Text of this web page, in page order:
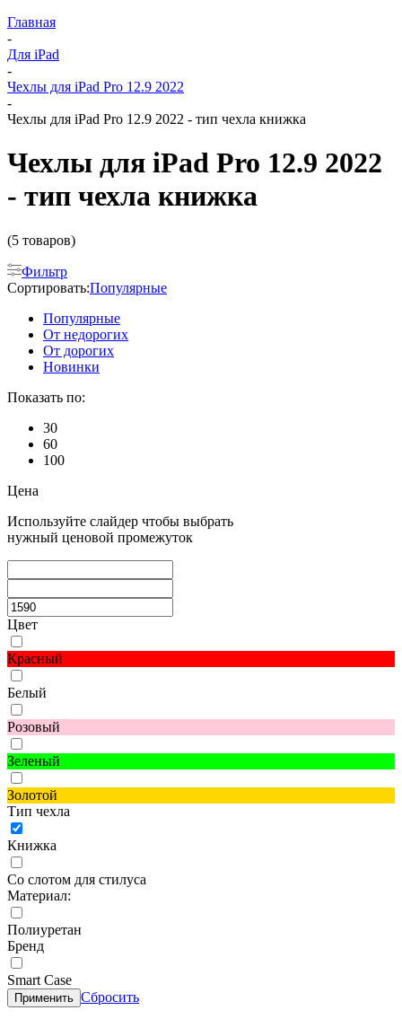
Главная
-
Для iPad
-
Чехлы для iPad Pro 12.9 2022
-
Чехлы для iPad Pro 12.9 2022 - тип чехла книжка
Чехлы для iPad Pro 12.9 2022
- тип чехла книжка
(5 товаров)
Фильтр
Сортировать:Популярные
Популярные
От недорогих
От дорогих
Новинки
Показать по:
30
60
100
Цена
Используйте слайдер чтобы выбрать
нужный ценовой промежуток
Цвет
Красный
Белый
Розовый
Зеленый
Золотой
Тип чехла
Книжка
Со слотом для стилуса
Материал:
Полиуретан
Бренд
Smart Case
Применить Сбросить